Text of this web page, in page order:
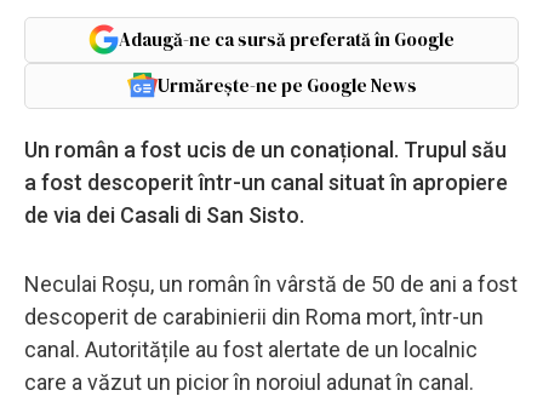
Adaugă-ne ca sursă preferată în Google
Urmărește-ne pe Google News
Un român a fost ucis de un conațional. Trupul său
a fost descoperit într-un canal situat în apropiere
de via dei Casali di San Sisto.
Neculai Roșu, un român în vârstă de 50 de ani a fost
descoperit de carabinierii din Roma mort, într-un
canal. Autoritățile au fost alertate de un localnic
care a văzut un picior în noroiul adunat în canal.